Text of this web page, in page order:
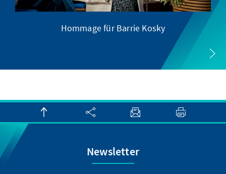
Hommage für Barrie Kosky
Newsletter